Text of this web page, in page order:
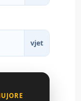
vjet